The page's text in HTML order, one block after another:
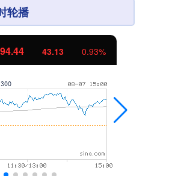
轮播
43.13 0.93%